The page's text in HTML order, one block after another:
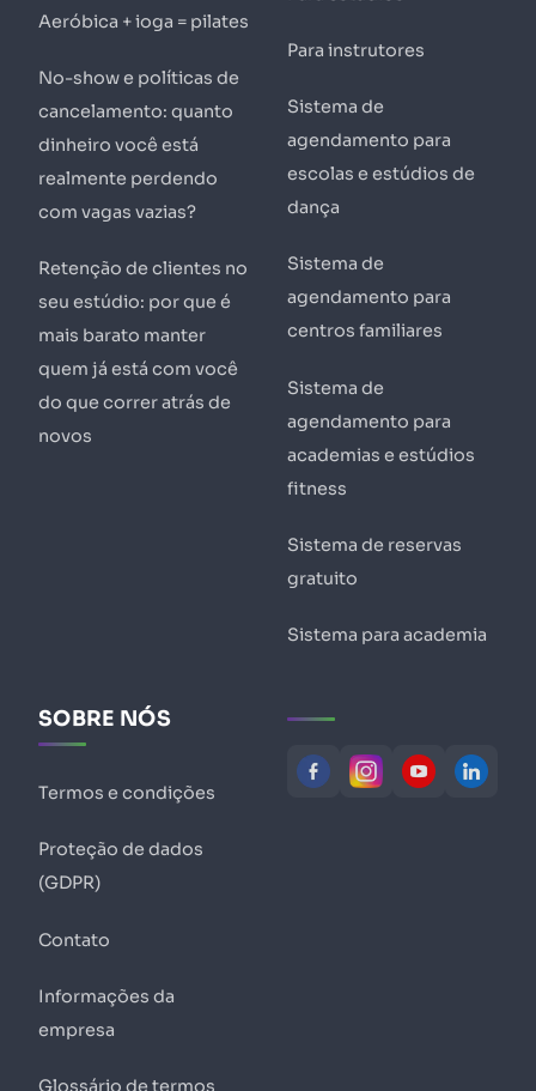
Aeróbica + ioga = pilates
No-show e políticas de
cancelamento: quanto
dinheiro você está
realmente perdendo
com vagas vazias?
Retenção de clientes no
seu estúdio: por que é
mais barato manter
quem já está com você
do que correr atrás de
novos
Para instrutores
Sistema de
agendamento para
escolas e estúdios de
dança
Sistema de
agendamento para
centros familiares
Sistema de
agendamento para
academias e estúdios
fitness
Sistema de reservas
gratuito
Sistema para academia
SOBRE NÓS
Termos e condições
Proteção de dados
(GDPR)
Contato
Informações da
empresa
Glossário de termos